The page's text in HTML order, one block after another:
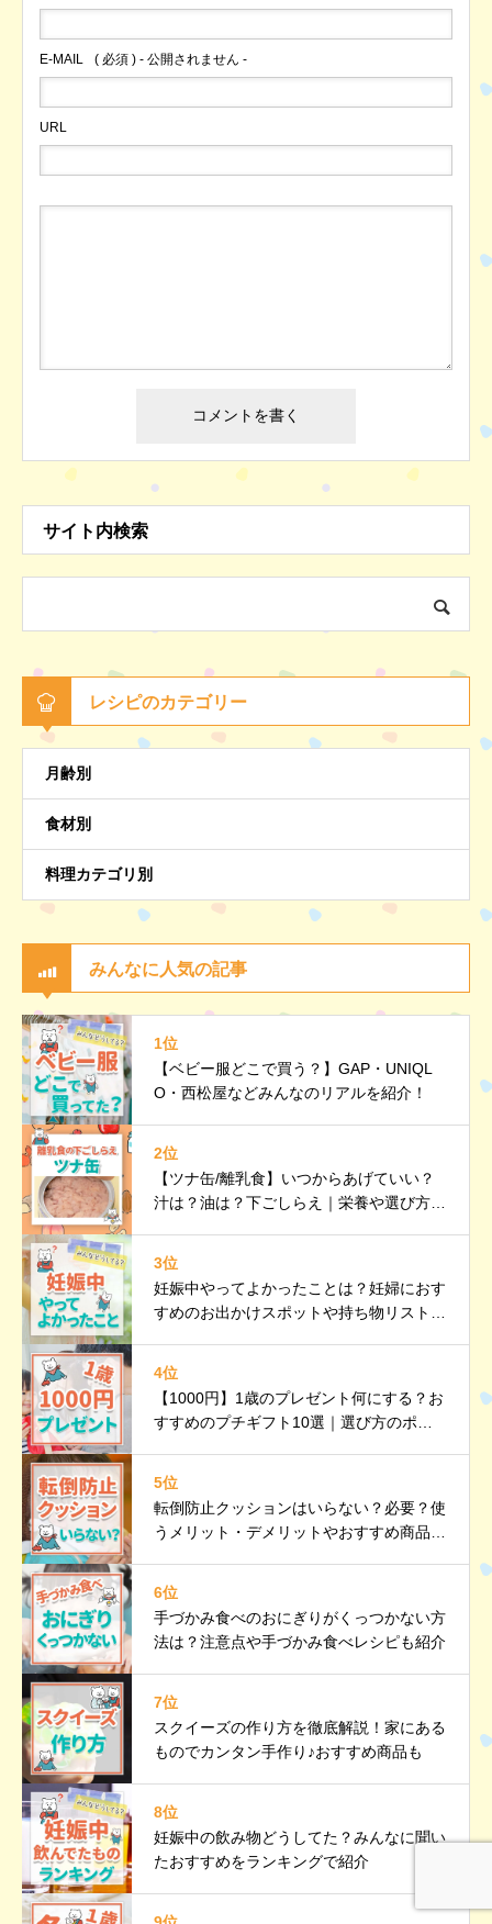
E-MAIL ( 必須 ) - 公開されません -
URL
サイト内検索
レシピのカテゴリー
月齢別
食材別
料理カテゴリ別
みんなに人気の記事
1位
【ベビー服どこで買う？】GAP・UNIQL
O・西松屋などみんなのリアルを紹介！
2位
【ツナ缶/離乳食】いつからあげていい？
汁は？油は？下ごしらえ｜栄養や選び方、
3位
妊娠中やってよかったことは？妊婦におす
すめのお出かけスポットや持ち物リストも
4位
【1000円】1歳のプレゼント何にする？お
すすめのプチギフト10選｜選び方のポイ
5位
転倒防止クッションはいらない？必要？使
うメリット・デメリットやおすすめ商品も
6位
手づかみ食べのおにぎりがくっつかない方
法は？注意点や手づかみ食べレシピも紹介
7位
スクイーズの作り方を徹底解説！家にある
ものでカンタン手作り♪おすすめ商品も
8位
妊娠中の飲み物どうしてた？みんなに聞い
たおすすめをランキングで紹介